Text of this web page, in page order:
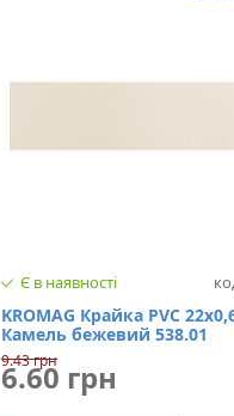
Є в наявності
KROMAG Крайка PVC
Камель бежевий 538.01
9.43 грн
6.60 грн